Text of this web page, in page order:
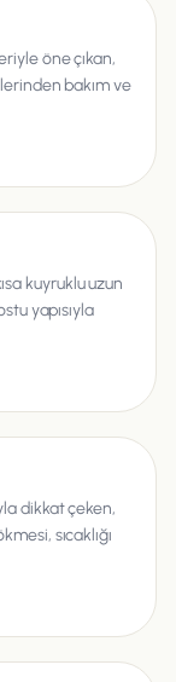
öne çıkan,
bakım ve
kuyruklu uzun
yapısıyla
dikkat çeken,
sıcaklığı